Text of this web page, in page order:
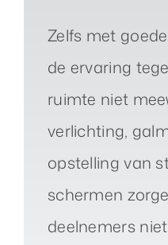
Zelfs met
de ervaring
ruimte niet
verlichting,
opstelling van
schermen
deelnemers